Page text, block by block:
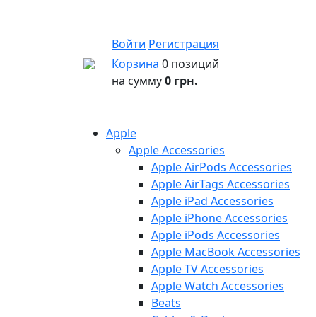
Войти Регистрация
Корзина 0 позиций
на сумму0 грн.
Apple
Apple Accessories
Apple AirPods Accessories
Apple AirTags Accessories
Apple iPad Accessories
Apple iPhone Accessories
Apple iPods Accessories
Apple MacBook Accessories
Apple TV Accessories
Apple Watch Accessories
Beats